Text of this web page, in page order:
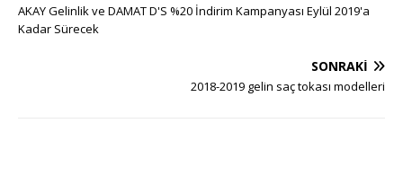
AKAY Gelinlik ve DAMAT D'S %20 İndirim Kampanyası Eylül 2019'a
Kadar Sürecek
SONRAKI
2018-2019 gelin saç tokası modelleri